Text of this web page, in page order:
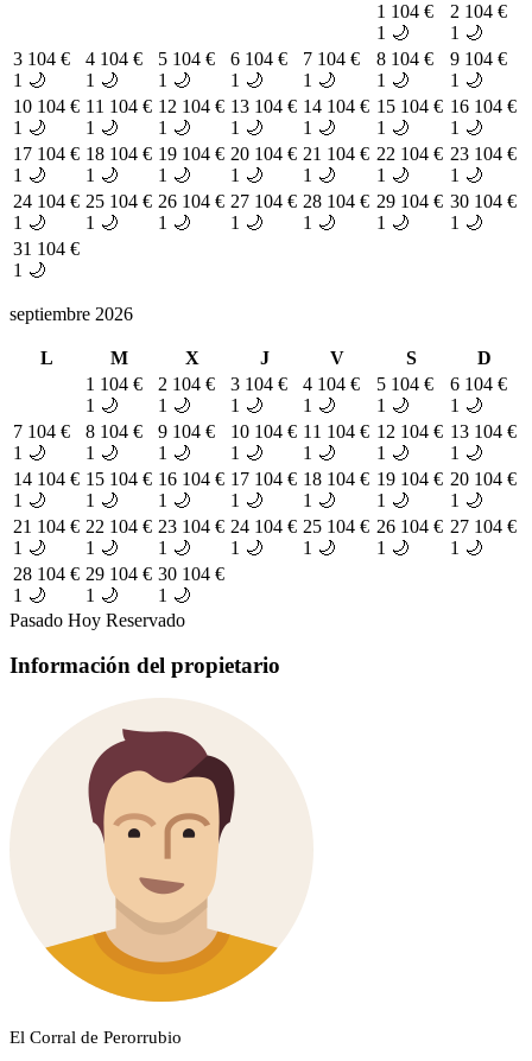
1 104 €
1 🌙
2 104 €
1 🌙
3 104 €
1 🌙
4 104 €
1 🌙
5 104 €
1 🌙
6 104 €
1 🌙
7 104 €
1 🌙
8 104 €
1 🌙
9 104 €
1 🌙
10 104 €
1 🌙
11 104 €
1 🌙
12 104 €
1 🌙
13 104 €
1 🌙
14 104 €
1 🌙
15 104 €
1 🌙
16 104 €
1 🌙
17 104 €
1 🌙
18 104 €
1 🌙
19 104 €
1 🌙
20 104 €
1 🌙
21 104 €
1 🌙
22 104 €
1 🌙
23 104 €
1 🌙
24 104 €
1 🌙
25 104 €
1 🌙
26 104 €
1 🌙
27 104 €
1 🌙
28 104 €
1 🌙
29 104 €
1 🌙
30 104 €
1 🌙
31 104 €
1 🌙
septiembre 2026
L M X J V S
D
1 104 €
1 🌙
2 104 €
1 🌙
3 104 €
1 🌙
4 104 €
1 🌙
5 104 €
1 🌙
6 104 €
1 🌙
7 104 €
1 🌙
8 104 €
1 🌙
9 104 €
1 🌙
10 104 €
1 🌙
11 104 €
1 🌙
12 104 €
1 🌙
13 104 €
1 🌙
14 104 €
1 🌙
15 104 €
1 🌙
16 104 €
1 🌙
17 104 €
1 🌙
18 104 €
1 🌙
19 104 €
1 🌙
20 104 €
1 🌙
21 104 €
1 🌙
22 104 €
1 🌙
23 104 €
1 🌙
24 104 €
1 🌙
25 104 €
1 🌙
26 104 €
1 🌙
27 104 €
1 🌙
28 104 €
1 🌙
29 104 €
1 🌙
30 104 €
1 🌙
Pasado Hoy Reservado
Información del propietario
El Corral de Perorrubio